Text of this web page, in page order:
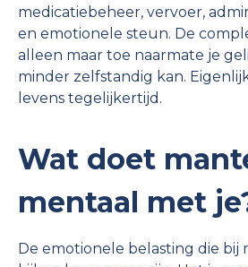
medicatiebeheer, vervoer,
en emotionele steun. De
alleen maar toe naarmate je
minder zelfstandig kan.
levens tegelijkertijd.
Wat doet
mentaal met
De emotionele belasting die